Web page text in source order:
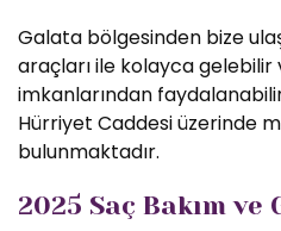
Galata bölgesinden bize
araçları ile kolayca gelebilir
imkanlarından
Hürriyet Caddesi üzerinde
bulunmaktadır.
2025 Saç Bakım